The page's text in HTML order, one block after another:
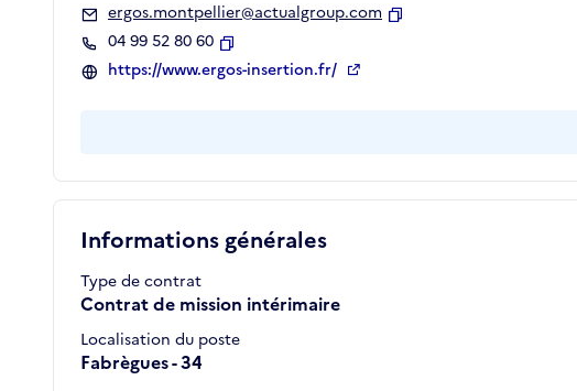
Informations générales
Type de contrat
Contrat de mission intérimaire
Localisation du poste
Fabrègues - 34
ergos.montpellier@actualgroup.com
04 99 52 80 60
Copier
https://www.ergos-insertion.fr/